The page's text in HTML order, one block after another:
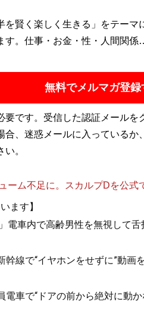
を賢く楽しく生きる」をテー
す。仕事・お金・性・人間関
無料でメルマガ登
です。受信した認証メールを
、迷惑メールに入っているか
。
ーム不足に。スカルプDを公式
ます】
車内で高齢男性を無視して舌
線で“イヤホンをせずに”動画
車で“ドアの前から絶対に動